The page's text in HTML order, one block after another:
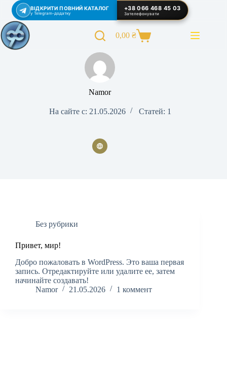
Перейти
сути
ВІДКРИТИ ПОВНИЙ КАТАЛОГ
у Telegram-додатку
+38 066 468 45 03
Зателефонувати
Корзина
0,00 ₴
Namor
На сайте с: 21.05.2026 Статей: 1
Без рубрики
Привет, мир!
Добро пожаловать в WordPress. Это ваша первая
запись. Отредактируйте или удалите ее, затем
начинайте создавать!
Namor
21.05.2026 1 коммент